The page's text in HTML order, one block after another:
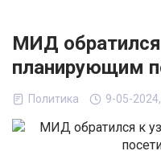
МИД
планирующим
Политика 9-05-